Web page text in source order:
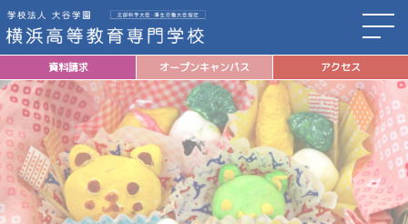
資料請求 オープンキャンパス アクセス